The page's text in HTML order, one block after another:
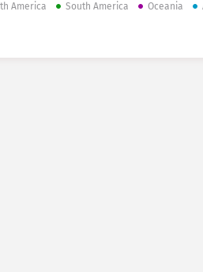
America South America Oceania